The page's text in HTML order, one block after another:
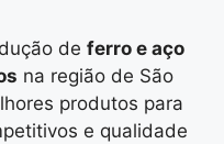
de ferro e aço
na região de São
produtos para
e qualidade